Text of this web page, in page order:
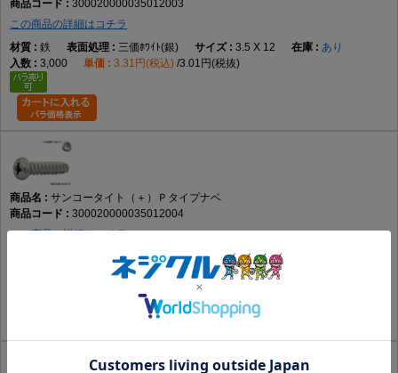
300020000035012003
この商品の詳細はコチラ
鉄
三価ﾎﾜｲﾄ(銀) 3.5 X 12
あり
3,000
3.31円(税込) 3.01円(税抜)
サンコータイト（＋）Ｐタイプナベ
300020000035012004
この商品の詳細はコチラ
三価ﾌﾞﾗｯｸ(黒) 3.5 X 12
3.99円(税込) 3.63円(税抜)